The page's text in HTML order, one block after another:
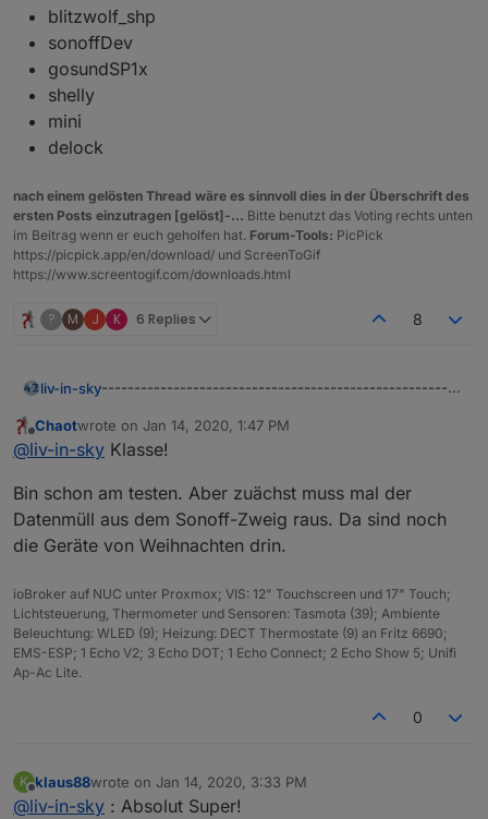
blitzwolf_shp
sonoffDev
gosundSP1x
shelly
mini
delock
nach einem gelösten Thread wäre es sinnvoll dies in der Überschrift des
ersten Posts einzutragen [gelöst]-... Bitte benutzt das Voting rechts unten
im Beitrag wenn er euch geholfen hat. Forum-Tools: PicPick
https://picpick.app/en/download/ und ScreenToGif
https://www.screentogif.com/downloads.html
? M J K 6 Replies 8
liv-in-sky-------------------------------------------------------
------
NEUE VERSION DES SCRIPT's HIER:
https://forum.iobroker.net/post/601855
-------------------------------------------------------
------
anzeige in iqontrol, vis oder als webseite - die tabelle
kaann verschieden formatiert werden - farben, linien,
abstande, schriftart, ...
ist hier :
https://forum.iobroker.net/topic/28021/html-
table-für-vis-oder-iqontrol-js-und-blockly/96
wichtig- ihr müßt euch einen eigenen datenpunkt als
zeichenkette anlegen und diesen dann im script
darunter werden dann die einzelnen devices
freigeschalten - steht eine deviceart auf true und ist
im system nicht enthalten, passiert nix außer das die
überschrift in der tabelle erscheint und keine geräte
und im script
https://forum.iobroker.net/post/400338
das widget ist ein standard html widget und der von
euch angelegte datenpunkt wird als binding
angegeben -also einfach den datenpunkt unter
ein erstes beispiel - es fehlen noch einige
Offline
Chaotwrote on Jan 14, 2020, 1:47 PM
last edited by
@liv-in-sky Klasse!
Bin schon am testen. Aber zuächst muss mal der
Datenmüll aus dem Sonoff-Zweig raus. Da sind noch
die Geräte von Weihnachten drin.
ioBroker auf NUC unter Proxmox; VIS: 12" Touchscreen und 17" Touch;
Lichtsteuerung, Thermometer und Sensoren: Tasmota (39); Ambiente
Beleuchtung: WLED (9); Heizung: DECT Thermostate (9) an Fritz 6690;
EMS-ESP; 1 Echo V2; 3 Echo DOT; 1 Echo Connect; 2 Echo Show 5; Unifi
Ap-Ac Lite.
0
K
Offline
klaus88wrote on Jan 14, 2020, 3:33 PM
last edited by
@liv-in-sky : Absolut Super!